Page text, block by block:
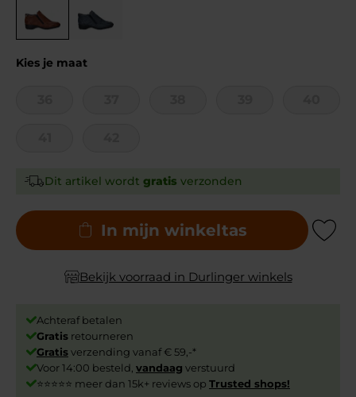
Kies je maat
Dit artikel wordt gratis verzonden
In mijn winkeltas Add to
Bekijk voorraad in Durlinger winkels
Achteraf betalen
Gratis retourneren
Gratisverzending vanaf € 59,-*
Voor 14:00 besteld, vandaag verstuurd
⭐⭐⭐⭐⭐ meer dan 15k+ reviews op Trusted shops!